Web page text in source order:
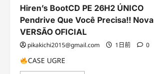
Hiren’s BootCD PE 26H2 ÚNICO
Pendrive Que Você Precisa!! Nova
VERSÃO OFICIAL
pikakichi2015@gmail.com 1日前 0
CASE UGRE